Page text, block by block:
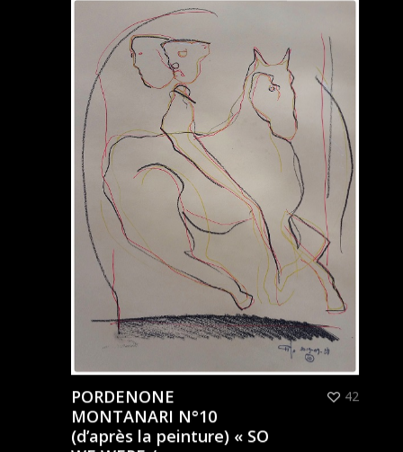
PORDENONE
MONTANARI N°10
(d’après la peinture) « SO
42